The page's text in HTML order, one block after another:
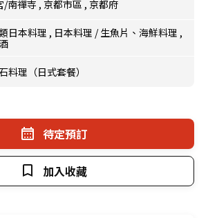
/南禪寺 , 京都市區 , 京都府
日本料理 , 日本料理 /生魚片、海鮮料理 ,
料理（日式套餐）
待定預訂
加入收藏